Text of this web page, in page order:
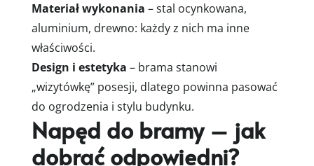
Materiał wykonania – stal ocynkowana,
aluminium, drewno: każdy z nich ma inne
właściwości.
Design i estetyka – brama stanowi
„wizytówkę” posesji, dlatego powinna pasować
do ogrodzenia i stylu budynku.
Napęd do bramy – jak
dobrać odpowiedni?